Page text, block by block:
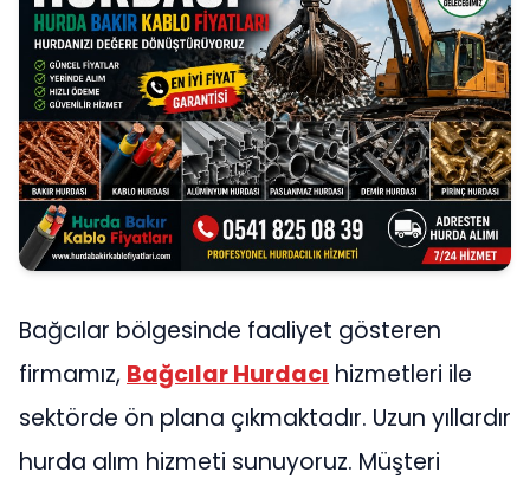
Bağcılar bölgesinde faaliyet gösteren
firmamız, Bağcılar Hurdacı hizmetleri ile
sektörde ön plana çıkmaktadır. Uzun yıllardır
hurda alım hizmeti sunuyoruz. Müşteri